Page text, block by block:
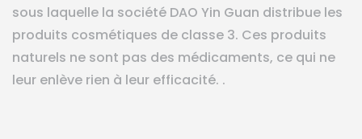
sous laquelle la société DAO Yin Guan distribue les
produits cosmétiques de classe 3. Ces produits
naturels ne sont pas des médicaments, ce qui ne
leur enlève rien à leur efficacité. .